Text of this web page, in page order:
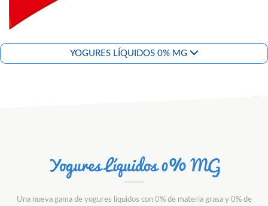
YOGURES LÍQUIDOS 0% MG
Yogures Líquidos 0% MG
Una nueva gama de yogures líquidos con 0% de materia grasa y 0% de